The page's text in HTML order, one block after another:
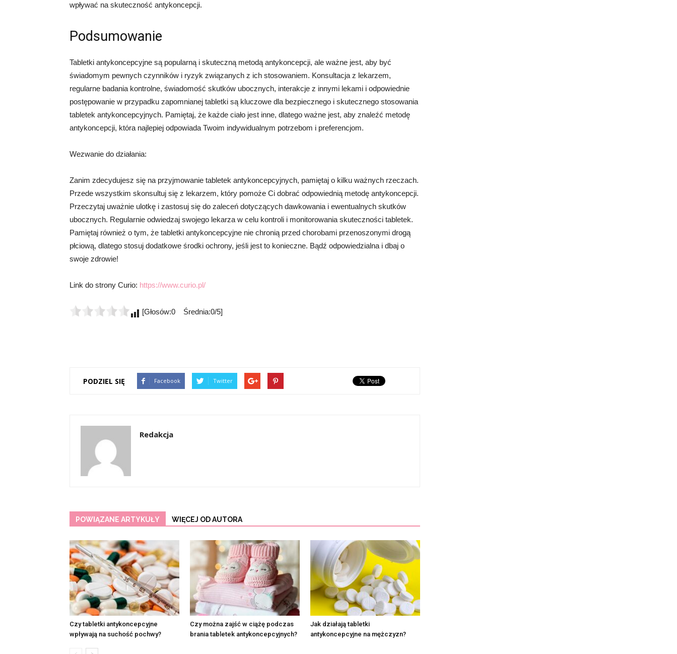
wpływać na skuteczność antykoncepcji.
Podsumowanie
Tabletki antykoncepcyjne są popularną i skuteczną metodą antykoncepcji, ale ważne jest, aby być
świadomym pewnych czynników i ryzyk związanych z ich stosowaniem. Konsultacja z lekarzem,
regularne badania kontrolne, świadomość skutków ubocznych, interakcje z innymi lekami i odpowiednie
postępowanie w przypadku zapomnianej tabletki są kluczowe dla bezpiecznego i skutecznego stosowania
tabletek antykoncepcyjnych. Pamiętaj, że każde ciało jest inne, dlatego ważne jest, aby znaleźć metodę
antykoncepcji, która najlepiej odpowiada Twoim indywidualnym potrzebom i preferencjom.
Wezwanie do działania:
Zanim zdecydujesz się na przyjmowanie tabletek antykoncepcyjnych, pamiętaj o kilku ważnych rzeczach.
Przede wszystkim skonsultuj się z lekarzem, który pomoże Ci dobrać odpowiednią metodę antykoncepcji.
Przeczytaj uważnie ulotkę i zastosuj się do zaleceń dotyczących dawkowania i ewentualnych skutków
ubocznych. Regularnie odwiedzaj swojego lekarza w celu kontroli i monitorowania skuteczności tabletek.
Pamiętaj również o tym, że tabletki antykoncepcyjne nie chronią przed chorobami przenoszonymi drogą
płciową, dlatego stosuj dodatkowe środki ochrony, jeśli jest to konieczne. Bądź odpowiedzialna i dbaj o
swoje zdrowie!
Link do strony Curio: https://www.curio.pl/
[Głosów:0 Średnia:0/5]
PODZIEL SIĘ Facebook Twitter
Redakcja
POWIĄZANE ARTYKUŁY WIĘCEJ OD AUTORA
Czy tabletki antykoncepcyjne
wpływają na suchość pochwy?
Czy można zajść w ciążę podczas
brania tabletek antykoncepcyjnych?
Jak działają tabletki
antykoncepcyjne na mężczyzn?